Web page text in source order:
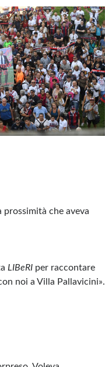
prossimità che aveva
LIBeRI per raccontare
noi a Villa Pallavicini».